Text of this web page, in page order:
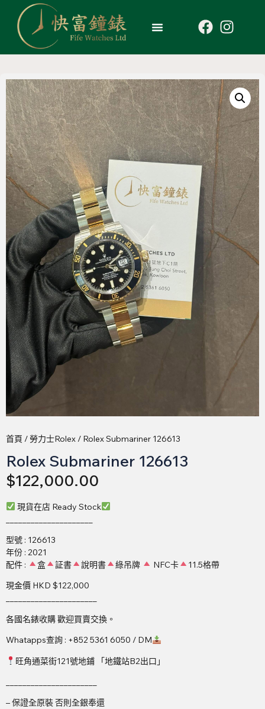
首頁 /勞力士Rolex / Rolex Submariner 126613
Rolex Submariner 126613
$122,000.00
現貨在店 Ready Stock
型號 : 126613
年份 : 2021
配件 :
盒 証書 說明書 綠吊牌 NFC卡
11.5格帶
現金價 HKD $122,000
各國名錶收購 歡迎買賣交換。
Whatapps查詢 : +852 5361 6050 / DM
旺角通菜街121號地鋪 「地鐵站B2出口」
– 保證全原裝 否則全銀奉還